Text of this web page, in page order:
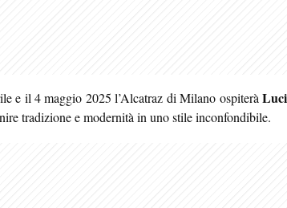
e il 4 maggio 2025 l’Alcatraz di Milano ospiterà
tradizione e modernità in uno stile inconfondibile.